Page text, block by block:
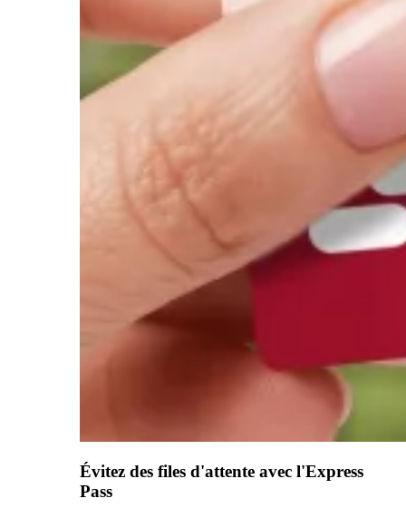
Évitez des files d'attente avec l'Express
Pass